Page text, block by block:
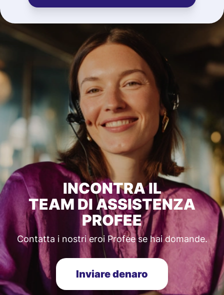
INCONTRA IL
TEAM DI ASSISTENZA
PROFEE
Contatta i nostri eroi Profee se hai domande.
Inviare denaro